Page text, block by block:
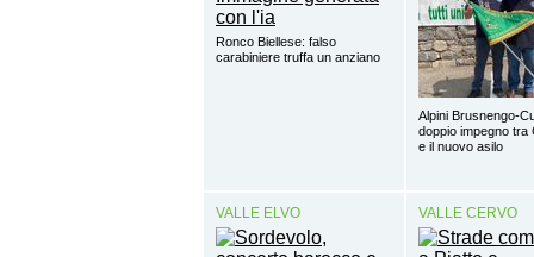
Ronco Biellese: falso
carabiniere truffa un anziano
Alpini Brusnengo-
doppio impegno tra
e il nuovo asilo
VALLE ELVO VALLE CERVO